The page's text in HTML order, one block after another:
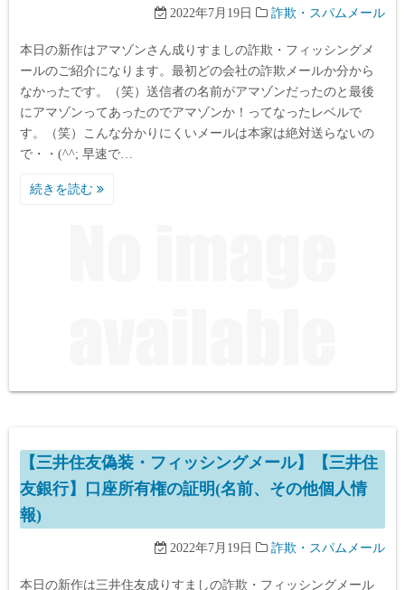
2022年7月19日 詐欺・スパムメール
本日の新作はアマゾンさん成りすましの詐欺・フィッシングメ
ールのご紹介になります。最初どの会社の詐欺メールか分から
なかったです。（笑）送信者の名前がアマゾンだったのと最後
にアマゾンってあったのでアマゾンか！ってなったレベルで
す。（笑）こんな分かりにくいメールは本家は絶対送らないの
で・・(^^; 早速で…
続きを読む
【三井住友偽装・フィッシングメール】【三井住
友銀行】口座所有権の証明(名前、その他個人情
報)
2022年7月19日 詐欺・スパムメール
本日の新作は三井住友成りすましの詐欺・フィッシングメール